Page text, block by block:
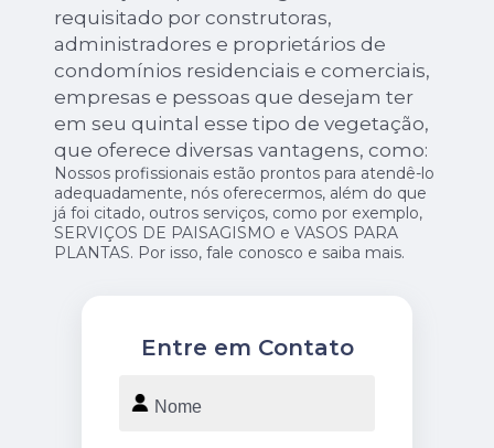
requisitado por construtoras,
administradores e proprietários de
condomínios residenciais e comerciais,
empresas e pessoas que desejam ter
em seu quintal esse tipo de vegetação,
que oferece diversas vantagens, como:
Nossos profissionais estão prontos para atendê-lo
adequadamente, nós oferecermos, além do que
já foi citado, outros serviços, como por exemplo,
SERVIÇOS DE PAISAGISMO e VASOS PARA
PLANTAS. Por isso, fale conosco e saiba mais.
Entre em Contato